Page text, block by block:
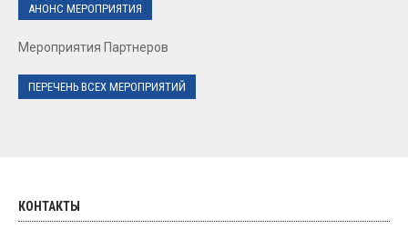
АНОНС МЕРОПРИЯТИЯ
Мероприятия Партнеров
ПЕРЕЧЕНЬ ВСЕХ МЕРОПРИЯТИЙ
КОНТАКТЫ